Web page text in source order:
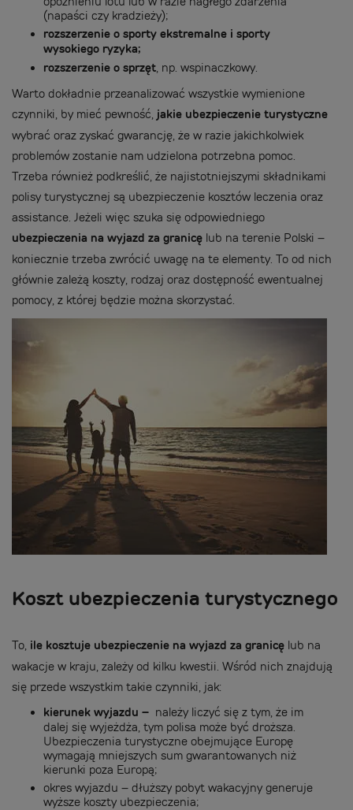
(napaści czy kradzieży);
rozszerzenie o sporty ekstremalne i sporty
wysokiego ryzyka;
rozszerzenie o sprzęt, np. wspinaczkowy.
Warto dokładnie przeanalizować wszystkie wymienione
czynniki, by mieć pewność, jakie ubezpieczenie turystyczne
wybrać oraz zyskać gwarancję, że w razie jakichkolwiek
problemów zostanie nam udzielona potrzebna pomoc.
Trzeba również podkreślić, że najistotniejszymi składnikami
polisy turystycznej są ubezpieczenie kosztów leczenia oraz
assistance. Jeżeli więc szuka się odpowiedniego
ubezpieczenia na wyjazd za granicę lub na terenie Polski –
koniecznie trzeba zwrócić uwagę na te elementy. To od nich
głównie zależą koszty, rodzaj oraz dostępność ewentualnej
pomocy, z której będzie można skorzystać.
Koszt ubezpieczenia turystycznego
To, ile kosztuje ubezpieczenie na wyjazd za granicę lub na
wakacje w kraju, zależy od kilku kwestii. Wśród nich znajdują
się przede wszystkim takie czynniki, jak:
kierunek wyjazdu – należy liczyć się z tym, że im
dalej się wyjeżdża, tym polisa może być droższa.
Ubezpieczenia turystyczne obejmujące Europę
wymagają mniejszych sum gwarantowanych niż
kierunki poza Europą;
okres wyjazdu – dłuższy pobyt wakacyjny generuje
wyższe koszty ubezpieczenia;